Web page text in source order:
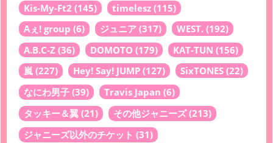
Kis-My-Ft2 (145) timelesz (115)
Aぇ! group (6) ジュニア (317) WEST. (192)
A.B.C-Z (36) DOMOTO (179) KAT-TUN (156)
嵐 (227) Hey! Say! JUMP (127) SixTONES (22)
なにわ男子 (39) Travis Japan (6)
タッキー＆翼 (21) その他ジャニーズ(213)
ジャニーズ以外のチケット (31)